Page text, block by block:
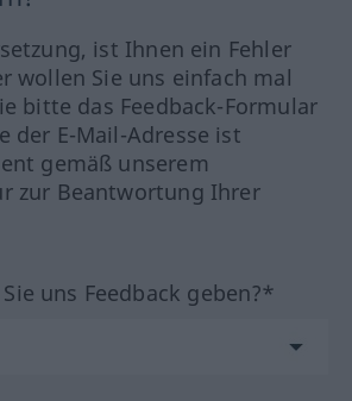
ist Ihnen ein Fehler
wollen Sie uns einfach mal
bitte das Feedback-Formular
der E-Mail-Adresse ist
gemäß unserem
zur Beantwortung Ihrer
uns Feedback geben?*